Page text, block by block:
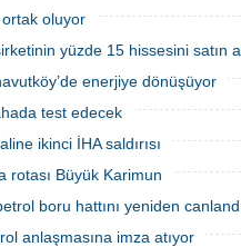
oluyor
yüzde 15 hissesini satın
enerjiye dönüşüyor
test edecek
ikinci İHA saldırısı
rotası Büyük Karimun
boru hattını yeniden
anlaşmasına imza atıyor